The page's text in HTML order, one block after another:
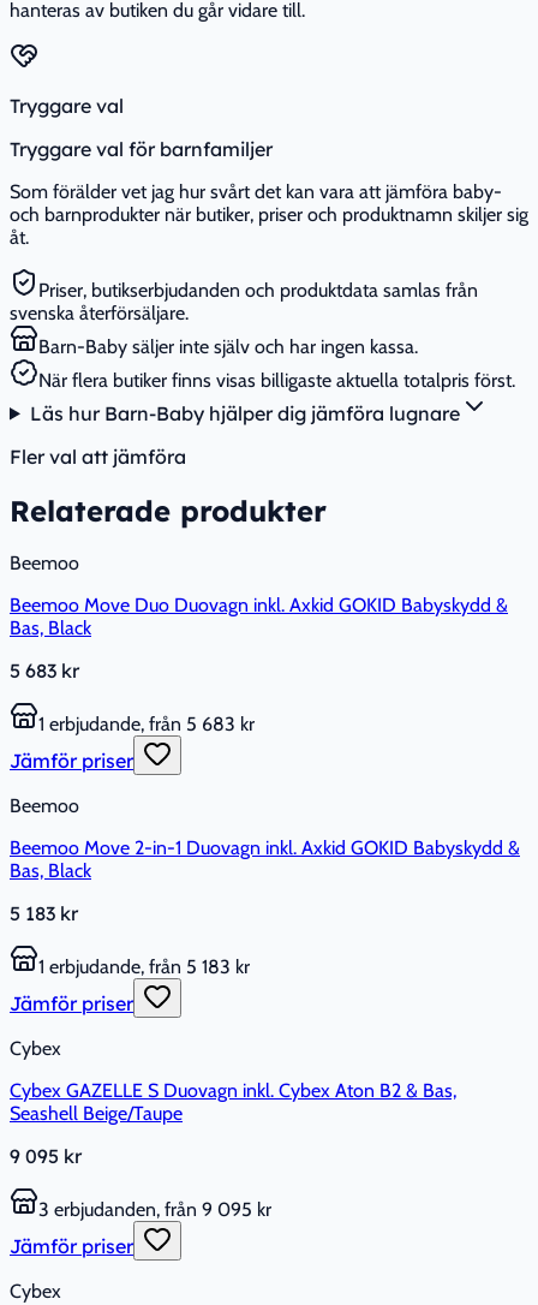
hanteras av butiken du går vidare till.
Tryggare val
Tryggare val för barnfamiljer
Som förälder vet jag hur svårt det kan vara att jämföra baby-
och barnprodukter när butiker, priser och produktnamn skiljer sig
åt.
Priser, butikserbjudanden och produktdata samlas från
svenska återförsäljare.
Barn-Baby säljer inte själv och har ingen kassa.
När flera butiker finns visas billigaste aktuella totalpris först.
Läs hur Barn-Baby hjälper dig jämföra lugnare
Fler val att jämföra
Relaterade produkter
Beemoo
Beemoo Move Duo Duovagn inkl. Axkid GOKID Babyskydd &
Bas, Black
5 683 kr
1 erbjudande, från 5 683 kr
Jämför priser
Beemoo
Beemoo Move 2-in-1 Duovagn inkl. Axkid GOKID Babyskydd &
Bas, Black
5 183 kr
1 erbjudande, från 5 183 kr
Jämför priser
Cybex
Cybex GAZELLE S Duovagn inkl. Cybex Aton B2 & Bas,
Seashell Beige/Taupe
9 095 kr
3 erbjudanden, från 9 095 kr
Jämför priser
Cybex